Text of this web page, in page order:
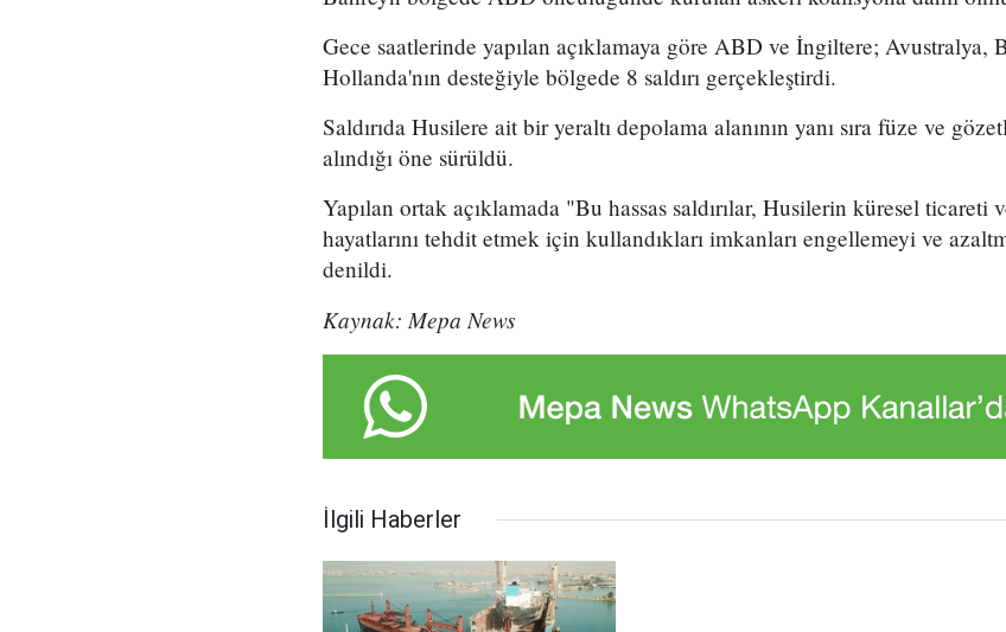
Gece saatlerinde yapılan açıklamaya göre ABD ve İngiltere; Avustralya,
Hollanda'nın desteğiyle bölgede 8 saldırı gerçekleştirdi.
Saldırıda Husilere ait bir yeraltı depolama alanının yanı sıra füze ve
alındığı öne sürüldü.
Yapılan ortak açıklamada "Bu hassas saldırılar, Husilerin küresel ticareti
hayatlarını tehdit etmek için kullandıkları imkanları engellemeyi ve
denildi.
Kaynak: Mepa News
İlgili Haberler